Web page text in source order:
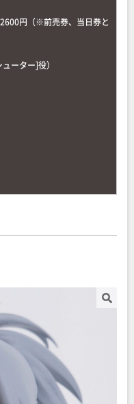
円（※前売券、当日券と
ーター]役）